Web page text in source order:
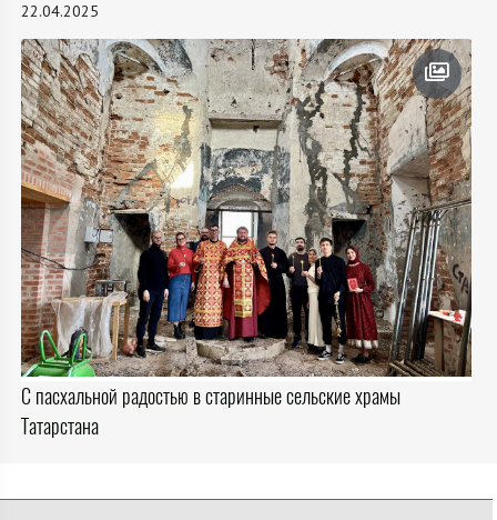
22.04.2025
С пасхальной радостью в старинные сельские храмы
Татарстана